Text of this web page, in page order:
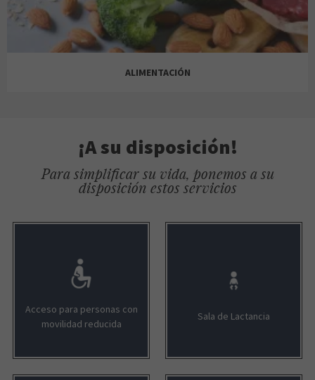
SOLOPTICAL
LORANCA
TIENDANIMAL
ORO CAJA
AROMAS ARTESANALES
LA ALCARRIA
ALIMENTACIÓN
BELROS
¡A su disposición!
Para simplificar su vida, ponemos a su
disposición estos servicios
Acceso para personas con
movilidad reducida
Sala de Lactancia